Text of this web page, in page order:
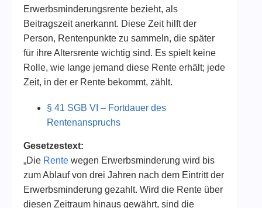
Erwerbsminderungsrente bezieht, als
Beitragszeit anerkannt. Diese Zeit hilft der
Person, Rentenpunkte zu sammeln, die später
für ihre Altersrente wichtig sind. Es spielt keine
Rolle, wie lange jemand diese Rente erhält; jede
Zeit, in der er Rente bekommt, zählt.
§ 41 SGB VI – Fortdauer des
Rentenanspruchs
Gesetzestext:
„Die Rente wegen Erwerbsminderung wird bis
zum Ablauf von drei Jahren nach dem Eintritt der
Erwerbsminderung gezahlt. Wird die Rente über
diesen Zeitraum hinaus gewährt, sind die